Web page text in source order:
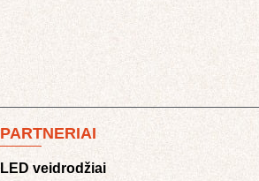
PARTNERIAI
LED veidrodžiai